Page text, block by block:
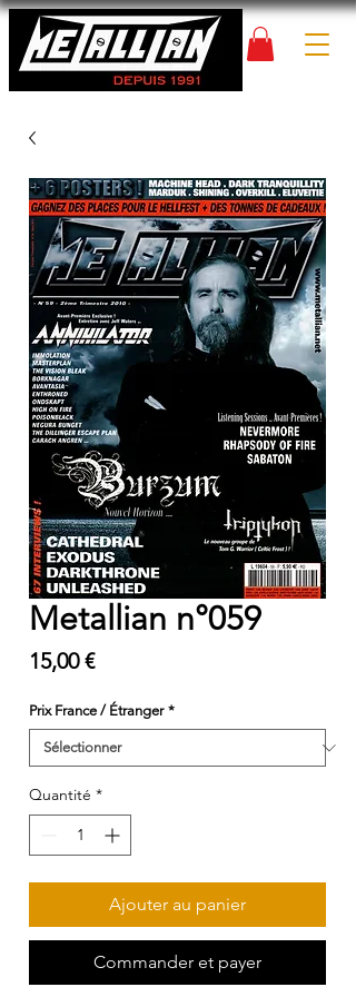
Metallian n°059
15,00 €Prix
Prix France / Étranger *
Quantité *
Ajouter au panier
Commander et payer